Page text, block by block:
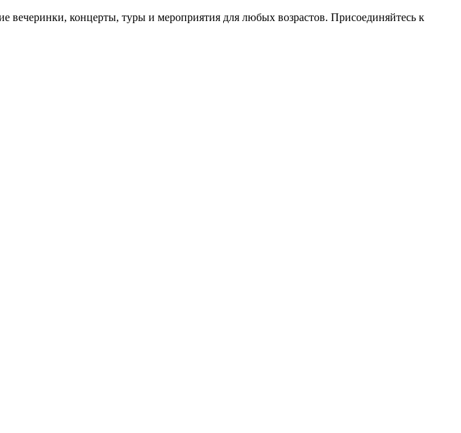
вечеринки, концерты, туры и мероприятия для любых возрастов. Присоединяйтесь к